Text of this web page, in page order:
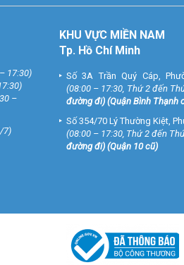
17:30)
–
7)
KHU VỰC MIỀN NAM
Tp. Hồ Chí Minh
Số 3A Trần Quý Cáp,
(08:00 – 17:30, Thứ 2 đến
đường đi) (Quận Bình Thạnh
Số 354/70 Lý Thường Kiệt,
(08:00 – 17:30, Thứ 2 đến
đường đi) (Quận 10 cũ)